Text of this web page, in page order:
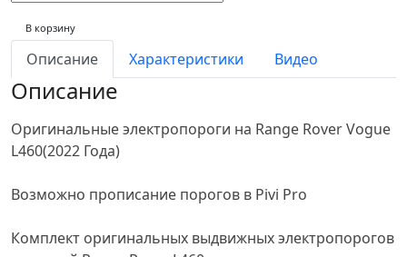
В корзину
Описание Характеристики Видео
Описание
Оригинальные электропороги на Range Rover Vogue
L460(2022 Года)
Возможно прописание порогов в Pivi Pro
Комплект оригинальных выдвижных электропорогов